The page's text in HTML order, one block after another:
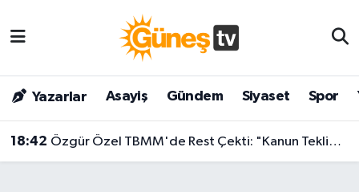
Yazarlar Asayiş Gündem Siyaset Spor
18:42 Özgür Özel TBMM'de Rest Çekti: "Kanun Teklifine İmza Atma Niyetimiz Yok!"
Bilim & Teknoloji
Dünya
Malatya Nöbetçi Eczaneler
Malatya Hava Durumu
Malatya Namaz Vakitleri